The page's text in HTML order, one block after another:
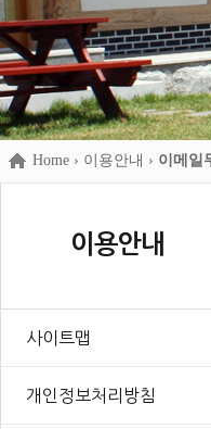
Home › 이용안내 › 이메일
이용안내
사이트맵
개인정보처리방침